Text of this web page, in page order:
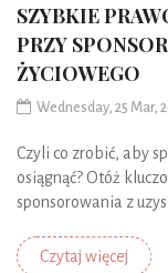
SZYBKIE
PRZY
ŻYCIOWEGO
Wednesday, 25 Mar,
Czyli co zrobić, aby
osiągnąć? Otóż
sponsorowania z
Czytaj więcej